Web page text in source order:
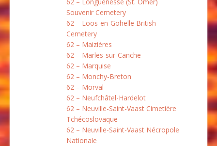
Souvenir Cemetery
62 – Loos-en-Gohelle British
Cemetery
62 – Maizières
62 – Marles-sur-Canche
62 – Marquise
62 – Monchy-Breton
62 – Morval
62 – Neufchâtel-Hardelot
62 – Neuville-Saint-Vaast Cimetière
Tchécoslovaque
62 – Neuville-Saint-Vaast Nécropole
Nationale